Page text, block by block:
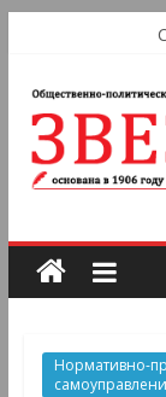
Нормативно-